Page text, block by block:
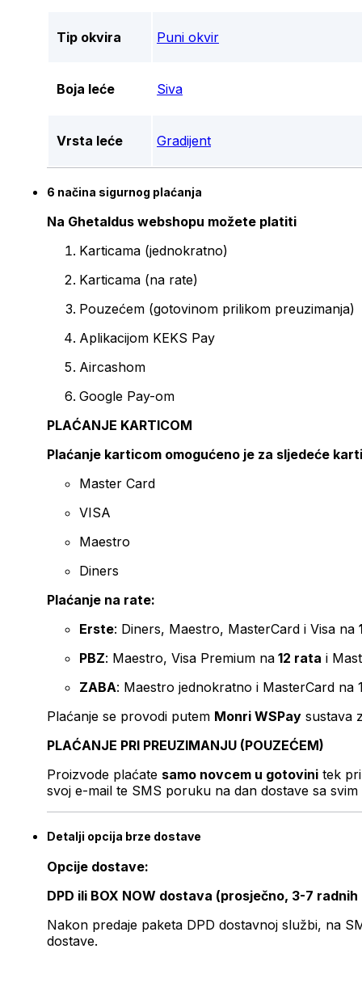
Tip okvira Puni okvir
Boja leće Siva
Vrsta leće Gradijent
6 načina sigurnog plaćanja
Na Ghetaldus webshopu možete platiti
Karticama (jednokratno)
Karticama (na rate)
Pouzećem (gotovinom prilikom preuzimanja)
Aplikacijom KEKS Pay
Aircashom
Google Pay-om
PLAĆANJE KARTICOM
Plaćanje karticom omogućeno je za sljedeće
Master Card
VISA
Maestro
Diners
Plaćanje na rate:
Erste: Diners, Maestro, MasterCard i Visa na
PBZ: Maestro, Visa Premium na 12 rata i
ZABA: Maestro jednokratno i MasterCard na
Plaćanje se provodi putem Monri WSPay sustava
PLAĆANJE PRI PREUZIMANJU (POUZEĆEM)
Proizvode plaćate samo novcem u gotovini tek
svoj e-mail te SMS poruku na dan dostave sa svim
Detalji opcija brze dostave
Opcije dostave:
DPD ili BOX NOW dostava (prosječno, 3-7 radnih
Nakon predaje paketa DPD dostavnoj službi, na
dostave.